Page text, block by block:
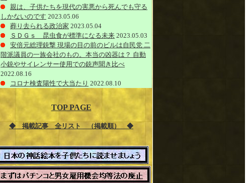
親は、子供たちを現代の害悪から死んでも守る
しかないのです 2023.05.06
葬り去られる政治家 2023.05.04
ＳＤＧｓ 昆虫食が標準になる未来 2023.05.03
安倍元総理銃撃 現場の目の前のビルは自民党 二
階派議員の一族会社のもの。本当の凶器は？ 自動
小銃やサイレンサー使用での銃声聞き比べ
2022.08.16
コロナ検査陽性で大当たり 2022.08.10
TOP PAGE
◆ 掲載記事 全リスト （掲載順） ◆